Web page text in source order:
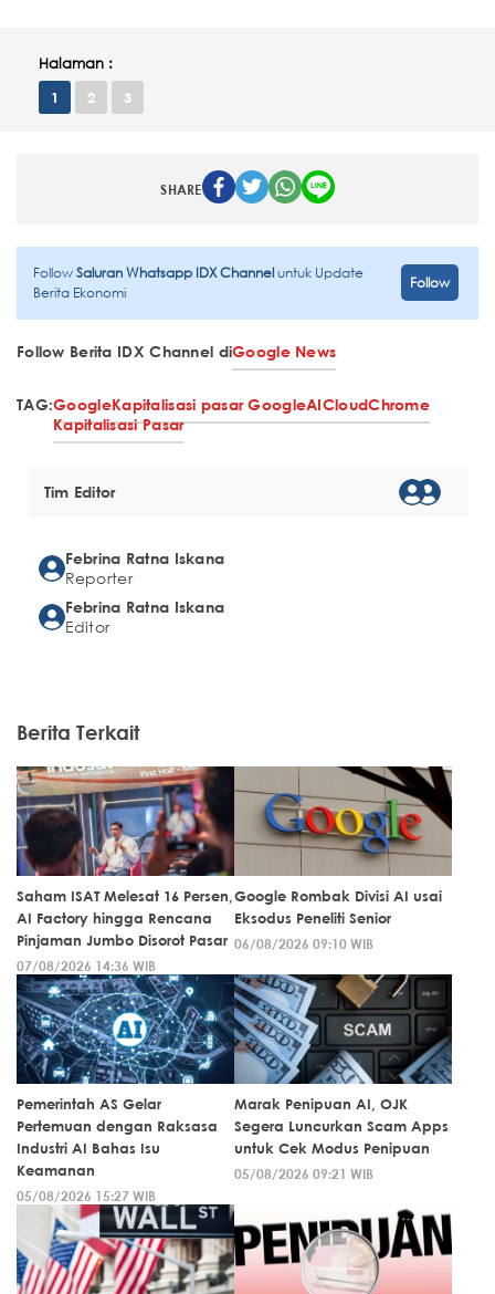
Halaman :
1 2 3
SHARE
FollowSaluran Whatsapp IDX Channeluntuk Update
Berita Ekonomi
Follow
Follow Berita IDX Channel diGoogle News
TAG:GoogleKapitalisasi pasar GoogleAICloudChrome
Kapitalisasi Pasar
Tim Editor
Febrina Ratna Iskana
Reporter
Febrina Ratna Iskana
Editor
Berita Terkait
Saham ISAT Melesat 16 Persen,
AI Factory hingga Rencana
Pinjaman Jumbo Disorot Pasar
07/08/2026 14:36 WIB
Google Rombak Divisi AI usai
Eksodus Peneliti Senior
06/08/2026 09:10 WIB
Pemerintah AS Gelar
Pertemuan dengan Raksasa
Industri AI Bahas Isu
Keamanan
05/08/2026 15:27 WIB
Marak Penipuan AI, OJK
Segera Luncurkan Scam Apps
untuk Cek Modus Penipuan
05/08/2026 09:21 WIB